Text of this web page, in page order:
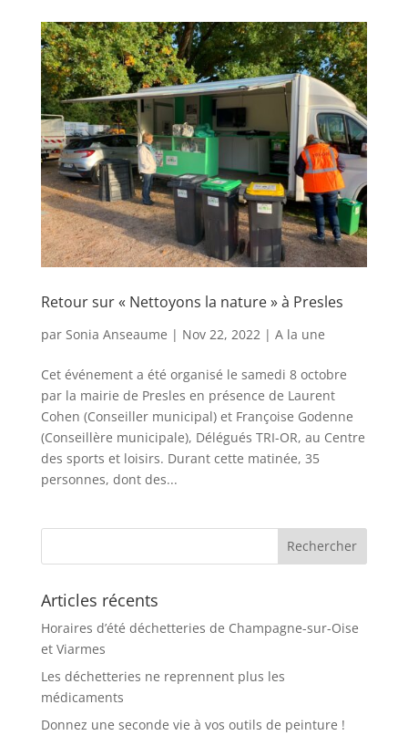
Retour sur « Nettoyons la nature » à Presles
par Sonia Anseaume | Nov 22, 2022 | A la une
Cet événement a été organisé le samedi 8 octobre
par la mairie de Presles en présence de Laurent
Cohen (Conseiller municipal) et Françoise Godenne
(Conseillère municipale), Délégués TRI-OR, au Centre
des sports et loisirs. Durant cette matinée, 35
personnes, dont des...
Articles récents
Horaires d’été déchetteries de Champagne-sur-Oise
et Viarmes
Les déchetteries ne reprennent plus les
médicaments
Donnez une seconde vie à vos outils de peinture !